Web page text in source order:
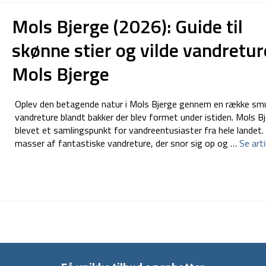
Mols Bjerge (2026): Guide til
skønne stier og vilde
Mols Bjerge
Oplev den betagende natur i Mols Bjerge gennem en række
vandreture blandt bakker der blev formet under istiden. Mols
blevet et samlingspunkt for vandreentusiaster fra hele landet.
masser af fantastiske vandreture, der snor sig op og … Se